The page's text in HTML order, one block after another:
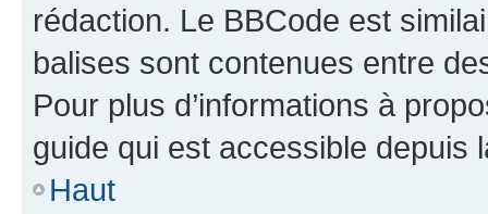
rédaction. Le BBCode est
balises sont contenues entre
Pour plus d’informations à
guide qui est accessible depuis
Haut